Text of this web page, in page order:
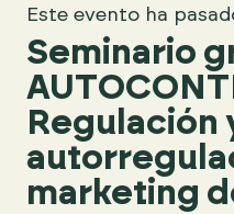
Este evento ha
Seminario
Regulación
marketing